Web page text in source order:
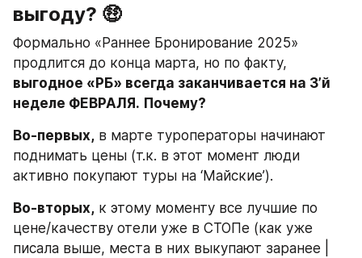
выгоду? 🤑
Формально «Раннее Бронирование 2025»
выгодное «РБ» всегда заканчивается на 3’й
неделе ФЕВРАЛЯ. Почему?
Во-первых, в марте туроператоры начинают
поднимать цены (т.к. в этот момент люди
активно покупают туры на ‘Майские’).
Во-вторых, к этому моменту все лучшие по
цене/качеству отели уже в СТОПе (как уже
писала выше, места в них выкупают заранее |